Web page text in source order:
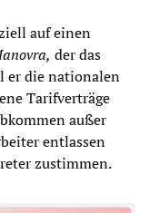
auf einen
der das
er die nationalen
Tarifverträge
außer
entlassen
zustimmen.